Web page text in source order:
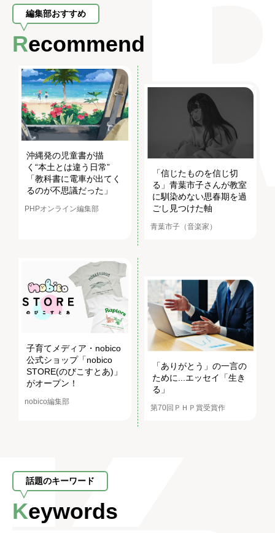
編集部おすすめ
Recommend
沖縄発の児童書が描
く“本土とは違う日常”
「教科書に電車が出てく
るのが不思議だった」
PHPオンライン編集部
「信じたものを信じ切
る」青葉市子さんが教室
に馴染めない思春期を過
ごし見つけた軸
青葉市子（音楽家）
子育てメディア・nobico
公式ショップ「nobico
STORE(のびこすとあ)」
がオープン！
nobico編集部
「ありがとう」の一言の
ために...エッセイ「生き
る」
第70回ＰＨＰ賞受賞作
話題のキーワード
Keywords